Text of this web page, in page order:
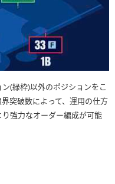
(緑枠)以外のポジションをこ
突破数によって、運用の仕方
強力なオーダー編成が可能